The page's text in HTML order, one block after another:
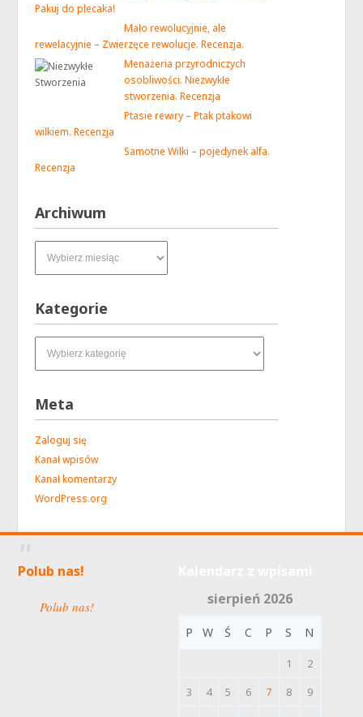
Pakuj do plecaka!
Mało rewolucyjnie, ale
rewelacyjnie – Zwierzęce rewolucje. Recenzja.
Menażeria przyrodniczych
osobliwości. Niezwykłe
stworzenia. Recenzja
Ptasie rewiry – Ptak ptakowi
wilkiem. Recenzja
Samotne Wilki – pojedynek alfa.
Recenzja
Archiwum
Kategorie
Meta
Zaloguj się
Kanał wpisów
Kanał komentarzy
WordPress.org
Polub nas!
Polub nas!
sierpień 2026
P W Ś C P S N
1
2
3
4 5 6 7 8
9